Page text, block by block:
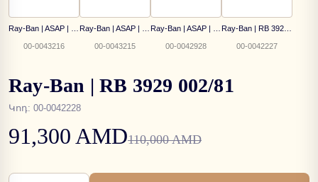
00-0043216 00-0043215 00-0042928 00-0042227
Ray-Ban | RB 3929 002/81
Կոդ: 00-0042228
91,300 AMD110,000 AMD